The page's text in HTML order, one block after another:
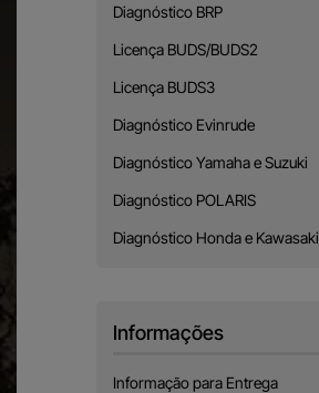
Diagnóstico BRP
Licença BUDS/BUDS2
Licença BUDS3
Diagnóstico Evinrude
Diagnóstico Yamaha e Suzuki
Diagnóstico POLARIS
Diagnóstico Honda e Kawasaki
Informações
Informação para Entrega